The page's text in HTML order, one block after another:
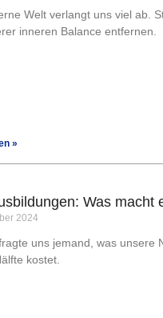
Welt verlangt uns viel ab.
inneren Balance entfernen.
»
Was macht
2024
uns jemand, was unsere
kostet.